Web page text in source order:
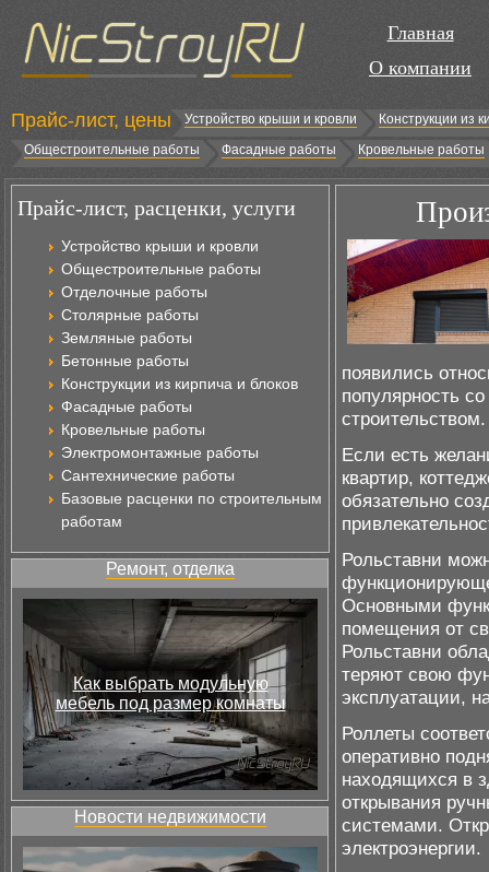
Главная
О компании
Прайс-лист, цены Устройство крыши и кровли
Конструкции из
Общестроительные работы
Фасадные работы Кровельные работы
Прайс-лист, расценки, услуги
Устройство крыши и кровли
Общестроительные работы
Отделочные работы
Столярные работы
Земляные работы
Бетонные работы
Конструкции из кирпича и блоков
Фасадные работы
Кровельные работы
Электромонтажные работы
Сантехнические работы
Базовые расценки по строительным
работам
Ремонт, отделка
Как выбрать модульную
мебель под размер комнаты
Новости недвижимости
появились
популярность
строительством.
Если есть
квартир,
обязательно
Рольставни
Основными
помещения от
Рольставни
теряют свою
эксплуатации,
Роллеты
оперативно
находящихся в
открывания
системами.
электроэнергии.